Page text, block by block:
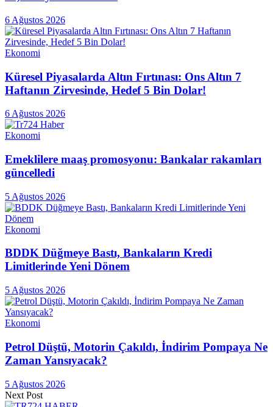
6 Ağustos 2026
Ekonomi
Küresel Piyasalarda Altın Fırtınası: Ons Altın 7
Haftanın Zirvesinde, Hedef 5 Bin Dolar!
6 Ağustos 2026
Ekonomi
Emeklilere maaş promosyonu: Bankalar rakamları
güncelledi
5 Ağustos 2026
Ekonomi
BDDK Düğmeye Bastı, Bankaların Kredi
Limitlerinde Yeni Dönem
5 Ağustos 2026
Ekonomi
Petrol Düştü, Motorin Çakıldı, İndirim Pompaya Ne
Zaman Yansıyacak?
5 Ağustos 2026
Next Post